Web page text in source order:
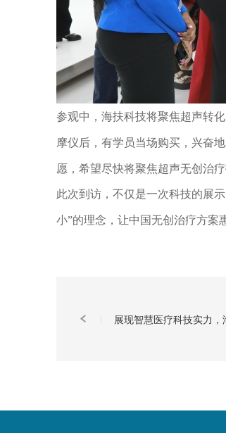
参观中，海扶科技将聚焦超声转
摩仪后，有学员当场购买，兴奋地
愿，希望尽快将聚焦超声无创治
此次到访，不仅是一次科技的展
小”的理念，让中国无创治疗方案
展现智慧医疗科技实力